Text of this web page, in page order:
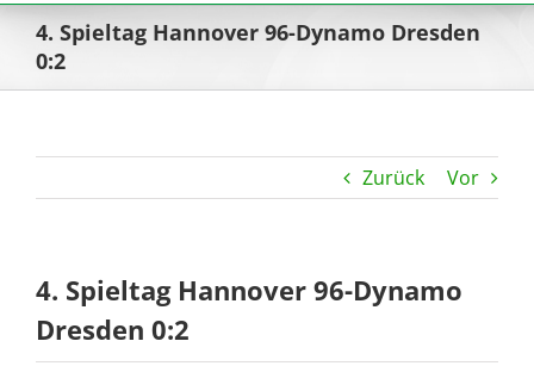
4. Spieltag Hannover 96-Dynamo Dresden
0:2
Zurück Vor
4. Spieltag Hannover 96-Dynamo
Dresden 0:2